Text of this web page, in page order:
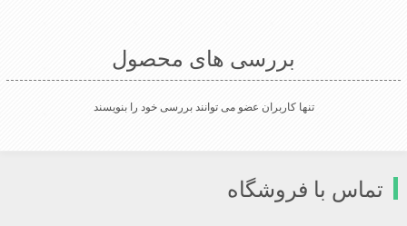
بررسی های محصول
تنها کاربران عضو می توانند بررسی خود را بنویسند
تماس با فروشگاه